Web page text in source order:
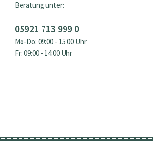
Beratung unter:
05921 713 999 0
Mo-Do: 09:00 - 15:00 Uhr
Fr: 09:00 - 14:00 Uhr